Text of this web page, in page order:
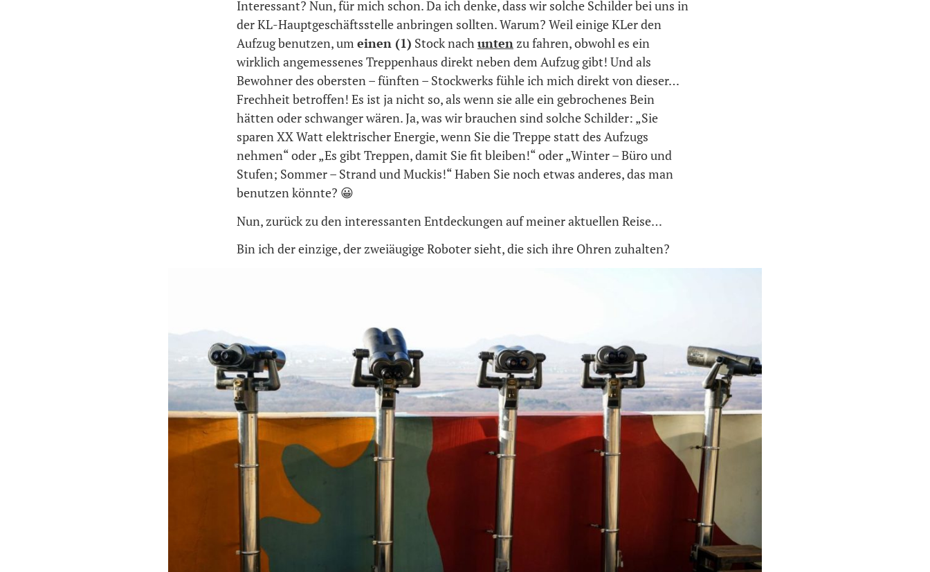
Interessant? Nun, für mich schon. Da ich denke, dass wir solche Schilder bei uns in
der KL-Hauptgeschäftsstelle anbringen sollten. Warum? Weil einige KLer den
Aufzug benutzen, um einen (1) Stock nachuntenzu fahren, obwohl es ein
wirklich angemessenes Treppenhaus direkt neben dem Aufzug gibt! Und als
Bewohner des obersten – fünften – Stockwerks fühle ich mich direkt von dieser…
Frechheit betroffen! Es ist ja nicht so, als wenn sie alle ein gebrochenes Bein
hätten oder schwanger wären. Ja, was wir brauchen sind solche Schilder: „Sie
sparen XX Watt elektrischer Energie, wenn Sie die Treppe statt des Aufzugs
nehmen“ oder „Es gibt Treppen, damit Sie fit bleiben!“ oder „Winter – Büro und
Stufen; Sommer – Strand und Muckis!“ Haben Sie noch etwas anderes, das man
benutzen könnte? 😀
Nun, zurück zu den interessanten Entdeckungen auf meiner aktuellen Reise…
Bin ich der einzige, der zweiäugige Roboter sieht, die sich ihre Ohren zuhalten?